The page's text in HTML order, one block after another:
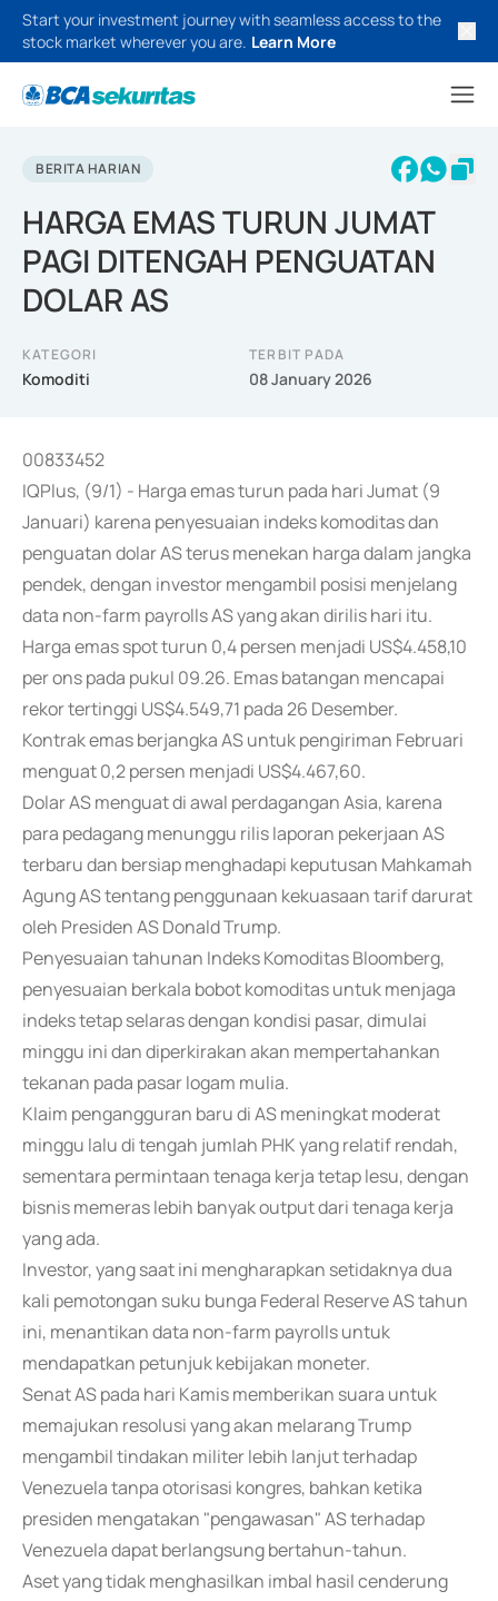
Start your investment journey with seamless access to the
stock market wherever you are. Learn More
BERITA HARIAN
HARGA EMAS TURUN JUMAT
PAGI DITENGAH PENGUATAN
DOLAR AS
KATEGORI
Komoditi
TERBIT PADA
08 January 2026
00833452
IQPlus, (9/1) - Harga emas turun pada hari Jumat (9
Januari) karena penyesuaian indeks komoditas dan
penguatan dolar AS terus menekan harga dalam jangka
pendek, dengan investor mengambil posisi menjelang
data non-farm payrolls AS yang akan dirilis hari itu.
Harga emas spot turun 0,4 persen menjadi US$4.458,10
per ons pada pukul 09.26. Emas batangan mencapai
rekor tertinggi US$4.549,71 pada 26 Desember.
Kontrak emas berjangka AS untuk pengiriman Februari
menguat 0,2 persen menjadi US$4.467,60.
Dolar AS menguat di awal perdagangan Asia, karena
para pedagang menunggu rilis laporan pekerjaan AS
terbaru dan bersiap menghadapi keputusan Mahkamah
Agung AS tentang penggunaan kekuasaan tarif darurat
oleh Presiden AS Donald Trump.
Penyesuaian tahunan Indeks Komoditas Bloomberg,
penyesuaian berkala bobot komoditas untuk menjaga
indeks tetap selaras dengan kondisi pasar, dimulai
minggu ini dan diperkirakan akan mempertahankan
tekanan pada pasar logam mulia.
Klaim pengangguran baru di AS meningkat moderat
minggu lalu di tengah jumlah PHK yang relatif rendah,
sementara permintaan tenaga kerja tetap lesu, dengan
bisnis memeras lebih banyak output dari tenaga kerja
yang ada.
Investor, yang saat ini mengharapkan setidaknya dua
kali pemotongan suku bunga Federal Reserve AS tahun
ini, menantikan data non-farm payrolls untuk
mendapatkan petunjuk kebijakan moneter.
Senat AS pada hari Kamis memberikan suara untuk
memajukan resolusi yang akan melarang Trump
mengambil tindakan militer lebih lanjut terhadap
Venezuela tanpa otorisasi kongres, bahkan ketika
presiden mengatakan "pengawasan" AS terhadap
Venezuela dapat berlangsung bertahun-tahun.
Aset yang tidak menghasilkan imbal hasil cenderung